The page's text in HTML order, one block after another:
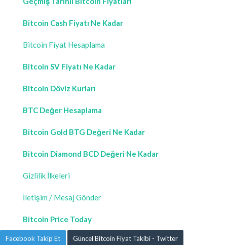
Bitcoin Cash Fiyatı Ne Kadar
Bitcoin Fiyat Hesaplama
Bitcoin SV Fiyatı Ne Kadar
Bitcoin Döviz Kurları
BTC Değer Hesaplama
Bitcoin Gold BTG Değeri Ne Kadar
Bitcoin Diamond BCD Değeri Ne Kadar
Gizlilik İlkeleri
İletişim / Mesaj Gönder
Bitcoin Price Today
Facebook Takip Et Güncel Bitcoin Fiyat Takibi - Twitter